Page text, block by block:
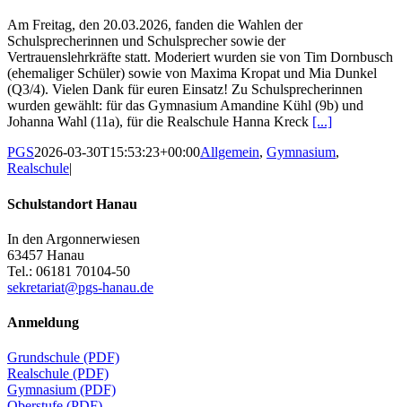
Am Freitag, den 20.03.2026, fanden die Wahlen der
Schulsprecherinnen und Schulsprecher sowie der
Vertrauenslehrkräfte statt. Moderiert wurden sie von Tim Dornbusch
(ehemaliger Schüler) sowie von Maxima Kropat und Mia Dunkel
(Q3/4). Vielen Dank für euren Einsatz! Zu Schulsprecherinnen
wurden gewählt: für das Gymnasium Amandine Kühl (9b) und
Johanna Wahl (11a), für die Realschule Hanna Kreck [...]
PGS2026-03-30T15:53:23+00:00Allgemein, Gymnasium,
Realschule|
Schulstandort Hanau
In den Argonnerwiesen
63457 Hanau
Tel.: 06181 70104-50
sekretariat@pgs-hanau.de
Anmeldung
Grundschule (PDF)
Realschule (PDF)
Gymnasium (PDF)